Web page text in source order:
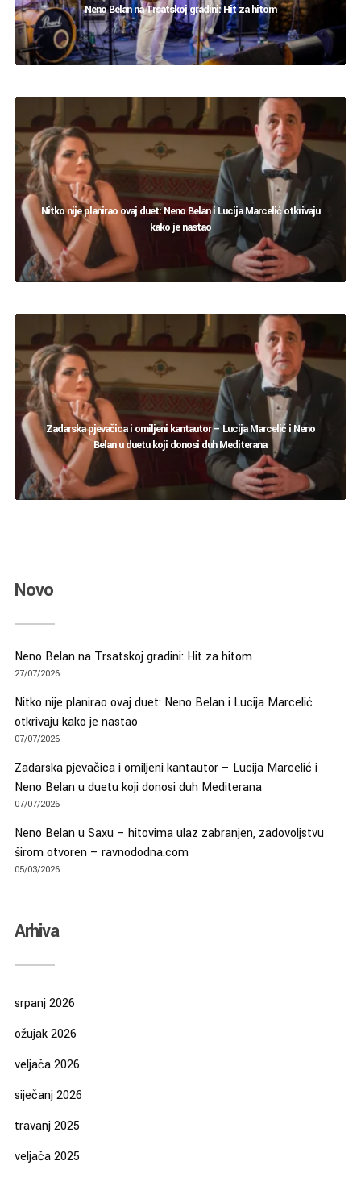
Neno Belan na Trsatskoj gradini: Hit za hitom
Nitko nije planirao ovaj duet: Neno Belan i Lucija Marcelić otkrivaju
kako je nastao
Zadarska pjevačica i omiljeni kantautor – Lucija Marcelić i Neno
Belan u duetu koji donosi duh Mediterana
Novo
Neno Belan na Trsatskoj gradini: Hit za hitom
27/07/2026
Nitko nije planirao ovaj duet: Neno Belan i Lucija Marcelić
otkrivaju kako je nastao
07/07/2026
Zadarska pjevačica i omiljeni kantautor – Lucija Marcelić i
Neno Belan u duetu koji donosi duh Mediterana
07/07/2026
Neno Belan u Saxu – hitovima ulaz zabranjen, zadovoljstvu
širom otvoren – ravnododna.com
05/03/2026
Arhiva
srpanj 2026
ožujak 2026
veljača 2026
siječanj 2026
travanj 2025
veljača 2025